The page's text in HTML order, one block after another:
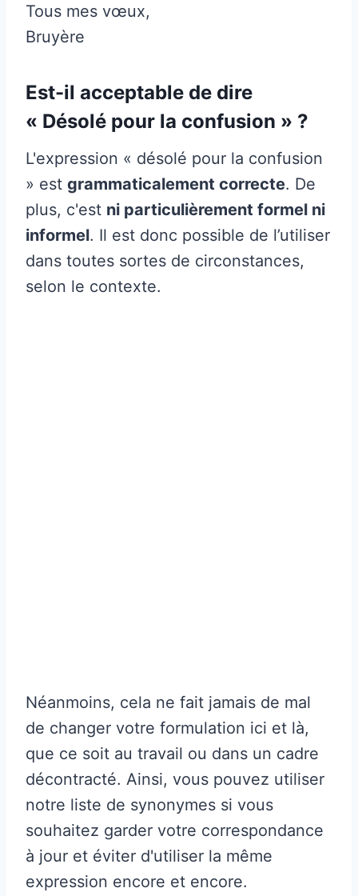
Tous mes vœux,
Bruyère
Est-il acceptable de dire
« Désolé pour la confusion » ?
L'expression « désolé pour la confusion
» est grammaticalement correcte. De
plus, c'est ni particulièrement formel ni
informel. Il est donc possible de l’utiliser
dans toutes sortes de circonstances,
selon le contexte.
Néanmoins, cela ne fait jamais de mal
de changer votre formulation ici et là,
que ce soit au travail ou dans un cadre
décontracté. Ainsi, vous pouvez utiliser
notre liste de synonymes si vous
souhaitez garder votre correspondance
à jour et éviter d'utiliser la même
expression encore et encore.